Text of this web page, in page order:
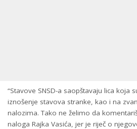
“Stavove SNSD-a saopštavaju lica koja
iznošenje stavova stranke, kao i na
nalozima. Tako ne želimo da
naloga Rajka Vasića, jer je riječ o